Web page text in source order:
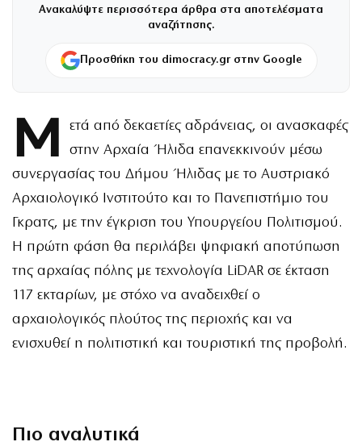
Ανακαλύψτε περισσότερα άρθρα στα αποτελέσματα
αναζήτησης.
Προσθήκη του dimocracy.gr στην Google
Μ
ετά από δεκαετίες αδράνειας, οι ανασκαφές
στην Αρχαία Ήλιδα επανεκκινούν μέσω
συνεργασίας του Δήμου Ήλιδας με το Αυστριακό
Αρχαιολογικό Ινστιτούτο και το Πανεπιστήμιο του
Γκρατς, με την έγκριση του Υπουργείου Πολιτισμού.
Η πρώτη φάση θα περιλάβει ψηφιακή αποτύπωση
της αρχαίας πόλης με τεχνολογία LiDAR σε έκταση
117 εκταρίων, με στόχο να αναδειχθεί ο
αρχαιολογικός πλούτος της περιοχής και να
ενισχυθεί η πολιτιστική και τουριστική της προβολή.
Πιο αναλυτικά